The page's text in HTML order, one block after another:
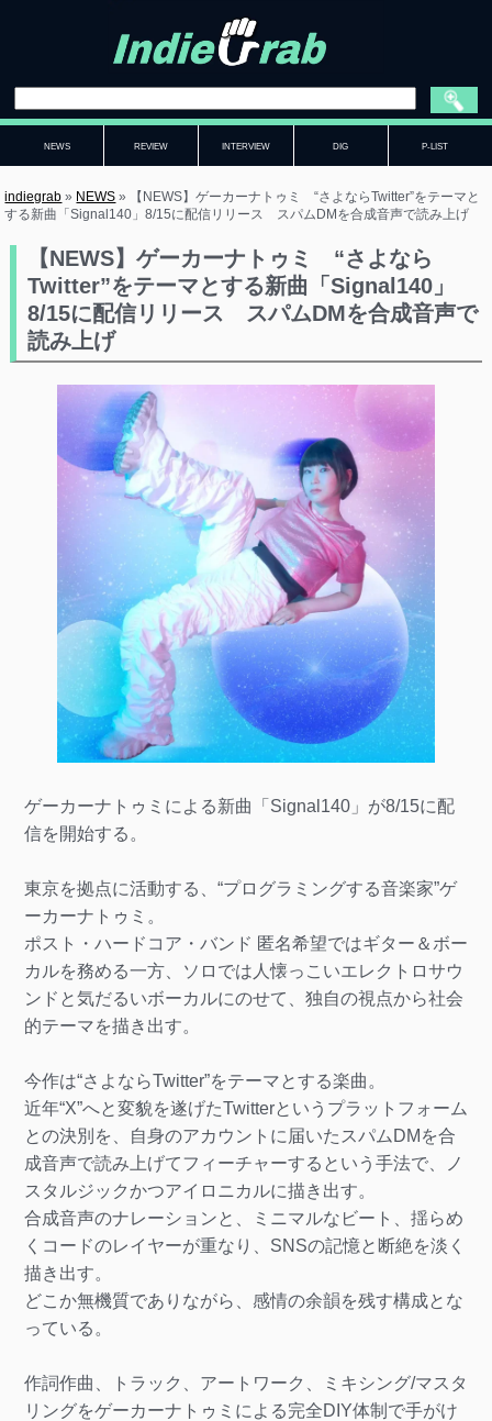
NEWS REVIEW INTERVIEW DIG P-LIST
indiegrab » NEWS »
【NEWS】ゲーカーナトゥミ “さよならTwitter”をテーマと
する新曲「Signal140」8/15に配信リリース スパムDMを合成音声で読み上げ
【NEWS】ゲーカーナトゥミ “さよなら
Twitter”をテーマとする新曲「Signal140」
8/15に配信リリース スパムDMを合成音声で
読み上げ
ゲーカーナトゥミによる新曲「Signal140」が8/15に配
信を開始する。
東京を拠点に活動する、“プログラミングする音楽家”ゲ
ーカーナトゥミ。
ポスト・ハードコア・バンド 匿名希望ではギター＆ボー
カルを務める一方、ソロでは人懐っこいエレクトロサウ
ンドと気だるいボーカルにのせて、独自の視点から社会
的テーマを描き出す。
今作は“さよならTwitter”をテーマとする楽曲。
近年“X”へと変貌を遂げたTwitterというプラットフォーム
との決別を、自身のアカウントに届いたスパムDMを合
成音声で読み上げてフィーチャーするという手法で、ノ
スタルジックかつアイロニカルに描き出す。
合成音声のナレーションと、ミニマルなビート、揺らめ
くコードのレイヤーが重なり、SNSの記憶と断絶を淡く
描き出す。
どこか無機質でありながら、感情の余韻を残す構成とな
っている。
作詞作曲、トラック、アートワーク、ミキシング/マスタ
リングをゲーカーナトゥミによる完全DIY体制で手がけ